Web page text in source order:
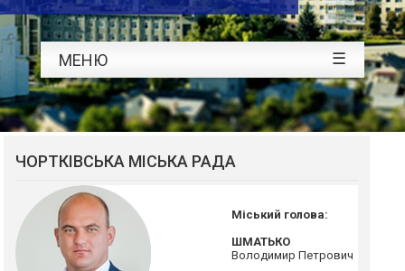
МЕНЮ ☰
ЧОРТКІВСЬКА МІСЬКА РАДА
Міський голова:
ШМАТЬКО
Володимир Петрович